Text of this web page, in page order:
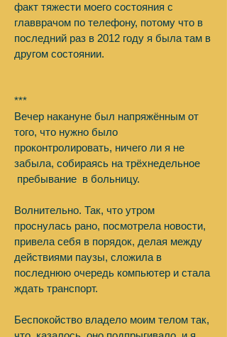
факт тяжести моего состояния с
главврачом по телефону, потому что в
последний раз в 2012 году я была там в
другом состоянии.
***
Вечер накануне был напряжённым от
того, что нужно было
проконтролировать, ничего ли я не
забыла, собираясь на трёхнедельное
пребывание в больницу.
Волнительно. Так, что утром
проснулась рано, посмотрела новости,
привела себя в порядок, делая между
действиями паузы, сложила в
последнюю очередь компьютер и стала
ждать транспорт.
Беспокойство владело моим телом так,